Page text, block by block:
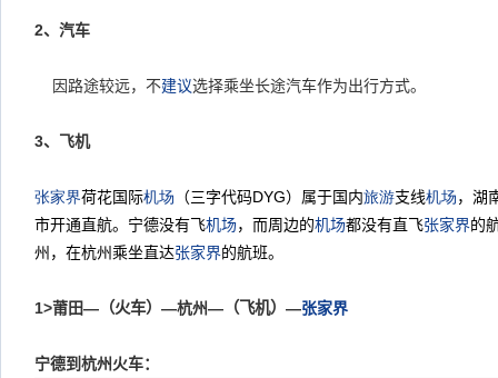
2、汽车
因路途较远，不建议选择乘坐长途汽车作为出行方式。
3、飞机
张家界荷花国际机场 （三字代码DYG）属于国内旅游支线机场，湖
市开通直航。宁德没有飞机场，而周边的机场都没有直飞张家界的
州，在杭州乘坐直达张家界的航班。
1>莆田— （火车） —杭州— （飞机） —张家界
宁德到杭州火车：